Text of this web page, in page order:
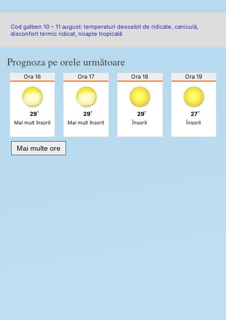
Cod galben 10 – 11 august: temperaturi deosebit de ridicate, caniculă,
disconfort termic ridicat, noapte tropicală
Prognoza pe orele următoare
Ora 16
29˚
Mai mult însorit
Ora 17
29˚
Mai mult însorit
Ora 18
29˚
Însorit
Ora 19
27˚
Însorit
Mai multe ore